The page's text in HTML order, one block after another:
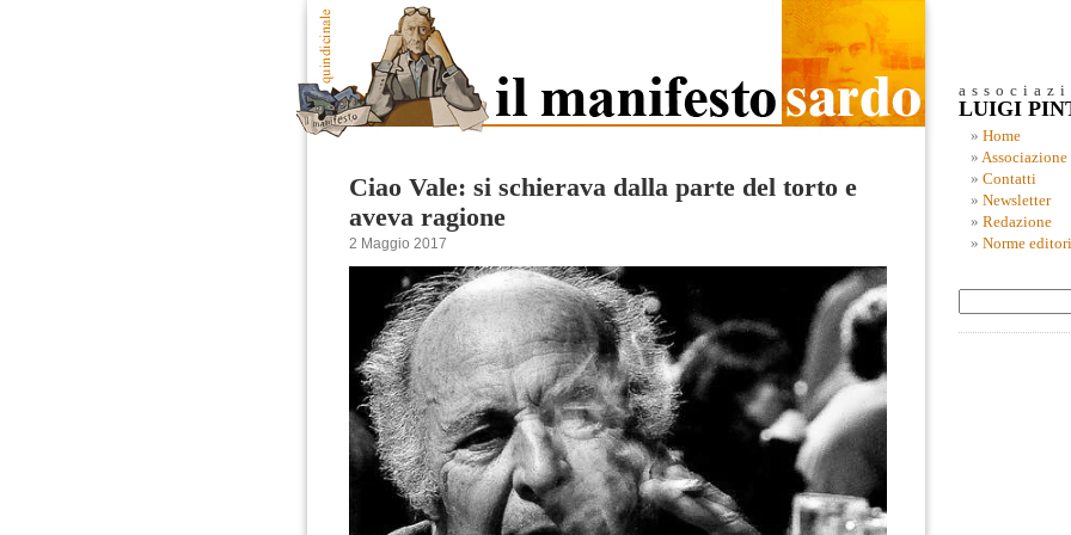
Ciao Vale: si schierava dalla parte del torto e
aveva ragione
2 Maggio 2017
LUIGI
Home
Associazione
Contatti
Newsletter
Redazione
Norme